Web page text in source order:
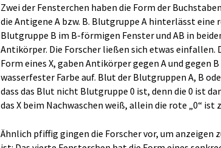
Zwei der Fensterchen haben die Form der
die Antigene A bzw. B. Blutgruppe A hinterlässt
Blutgruppe B im B-förmigen Fenster und AB in
Antikörper. Die Forscher ließen sich etwas
Form eines X, gaben Antikörper gegen A und gegen
wasserfester Farbe auf. Blut der Blutgruppen A, B
dass das Blut nicht Blutgruppe 0 ist, denn die 0 ist
das X beim Nachwaschen weiß, allein die rote „0“ ist
Ähnlich pfiffig gingen die Forscher vor, um anzeigen